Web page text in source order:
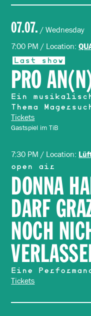
07.07. / Wednesday
7:00 PM / Location:
Last show
PRO
Ein
Thema
Tickets
Gastspiel im TiB
7:30 PM / Location:
open air
DONNA
DARF
NOCH
Eine
Tickets